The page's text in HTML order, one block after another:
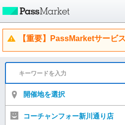
【重要】PassMarketサービ
開催地を選択
コーチャンフォー新川通り店